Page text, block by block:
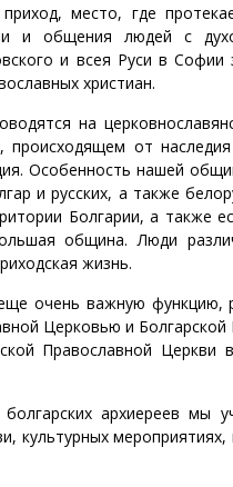
место, где
и общения людей с
и всея Руси в Софии
христиан.
на
происходящем от
Особенность нашей
и русских, а также
Болгарии, а также
община. Люди
жизнь.
очень важную функцию,
Церковью и
Православной
архиереев мы
культурных